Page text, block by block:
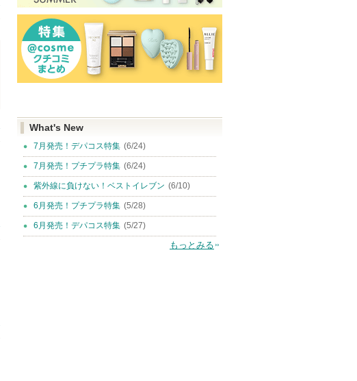
What's New
7月発売！デパコス特集 (6/24)
7月発売！プチプラ特集 (6/24)
紫外線に負けない！ベストイレブン (6/10)
6月発売！プチプラ特集 (5/28)
6月発売！デパコス特集 (5/27)
もっとみる